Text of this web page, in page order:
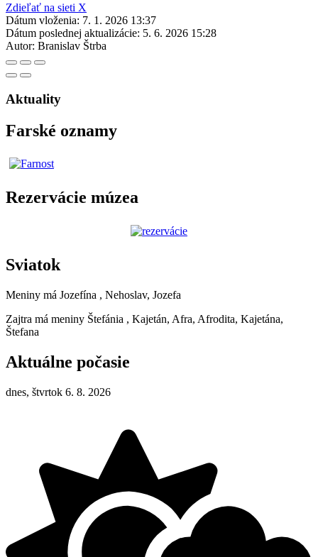
Zdieľať na sieti X
Dátum vloženia: 7. 1. 2026 13:37
Dátum poslednej aktualizácie: 5. 6. 2026 15:28
Autor: Branislav Štrba
Aktuality
Farské oznamy
Rezervácie múzea
Sviatok
Meniny má Jozefína , Nehoslav, Jozefa
Zajtra má meniny Štefánia , Kajetán, Afra, Afrodita, Kajetána,
Štefana
Aktuálne počasie
dnes, štvrtok 6. 8. 2026